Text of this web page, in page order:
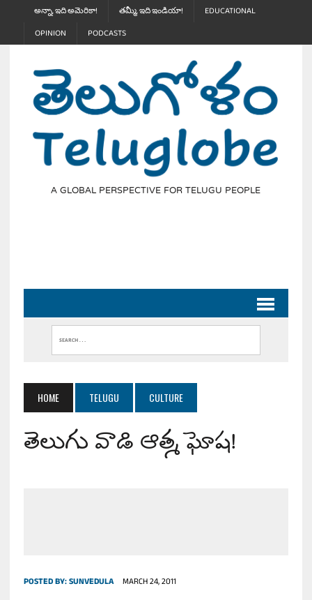
అన్నా, ఇది అమెరికా! తమ్మీ, ఇది ఇండియా!
EDUCATIONAL
OPINION
PODCASTS
A GLOBAL PERSPECTIVE FOR TELUGU PEOPLE
HOME TELUGU CULTURE
తెలుగు వాడి ఆత్మ ఘోష!
POSTED BY:SUNVEDULA MARCH 24, 2011